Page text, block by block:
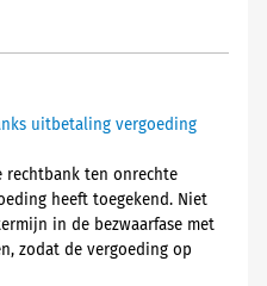
uitbetaling vergoeding
rechtbank ten onrechte
heeft toegekend. Niet
in de bezwaarfase met
zodat de vergoeding op